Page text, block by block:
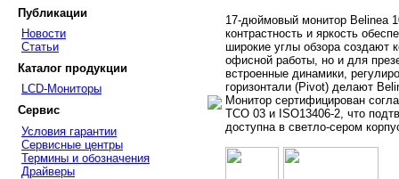
Публикации
Новости
Статьи
Каталог продукции
LCD-Мониторы
Сервис
Условия гарантии
Сервисные центры
Термины и обозначения
Драйверы
17-дюймовый монитор Belinea
контрастность и яркость
широкие углы обзора создают
офисной работы, но и для
встроенные динамики,
горизонтали (Pivot) делают
Монитор сертифицирован
TCO 03 и ISO13406-2, что
доступна в светло-сером